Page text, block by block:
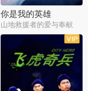
你是我的英雄
山地救援者的爱与奉献